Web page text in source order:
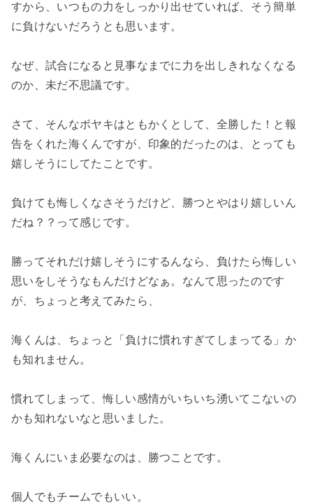
すから、いつもの力をしっかり出せていれば、そう簡単
に負けないだろうとも思います。
なぜ、試合になると見事なまでに力を出しきれなくなる
のか、未だ不思議です。
さて、そんなボヤキはともかくとして、全勝した！と報
告をくれた海くんですが、印象的だったのは、とっても
嬉しそうにしてたことです。
負けても悔しくなさそうだけど、勝つとやはり嬉しいん
だね？？って感じです。
勝ってそれだけ嬉しそうにするんなら、負けたら悔しい
思いをしそうなもんだけどなぁ。なんて思ったのです
が、ちょっと考えてみたら、
海くんは、ちょっと「負けに慣れすぎてしまってる」か
も知れません。
慣れてしまって、悔しい感情がいちいち湧いてこないの
かも知れないなと思いました。
海くんにいま必要なのは、勝つことです。
個人でもチームでもいい。